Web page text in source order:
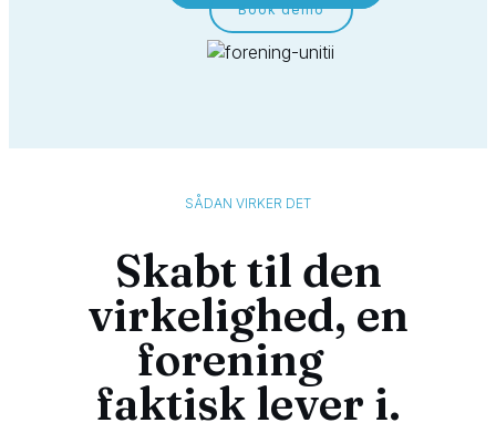
Book demo
SÅDAN VIRKER DET
Skabt til den
virkelighed, en
forening
faktisk lever i.